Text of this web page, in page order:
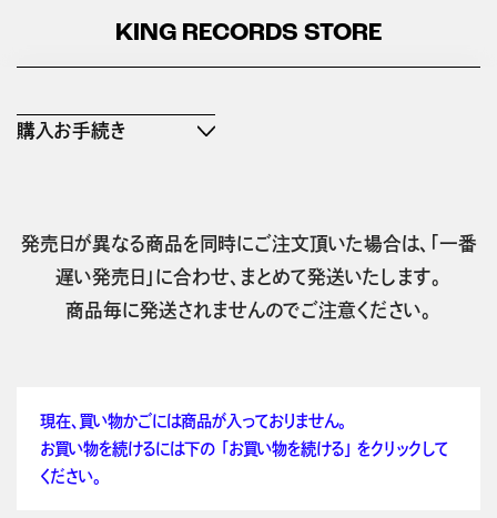
KING RECORDS STORE
購入お手続き
発売日が異なる商品を同時にご注文頂いた場合は、「一番
遅い発売日」に合わせ、まとめて発送いたします。
商品毎に発送されませんのでご注意ください。
現在、買い物かごには商品が入っておりません。
お買い物を続けるには下の 「お買い物を続ける」 をクリックして
ください。